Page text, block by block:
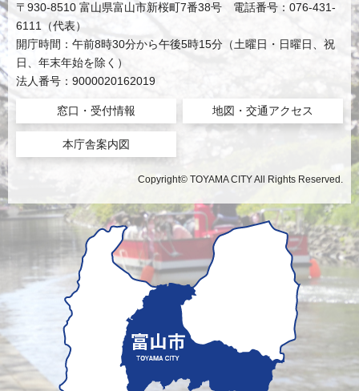
〒930-8510 富山県富山市新桜町7番38号 電話番号：076-431-
6111（代表）
開庁時間：午前8時30分から午後5時15分（土曜日・日曜日、祝
日、年末年始を除く）
法人番号：9000020162019
窓口・受付情報 地図・交通アクセス
本庁舎案内図
Copyright© TOYAMA CITY All Rights Reserved.